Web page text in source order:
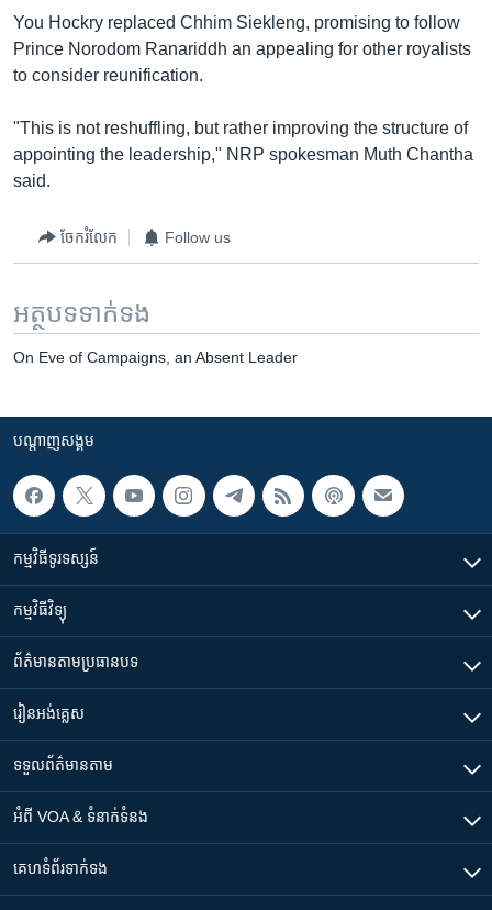
ចូល​
ទៅ​
កាន់​
ស្វែង​
រក
បណ្តាញ​សង្គម
ភាសា
You Hockry replaced Chhim Siekleng, promising to follow
Prince Norodom Ranariddh an appealing for other royalists
to consider reunification.
"This is not reshuffling, but rather improving the structure of
appointing the leadership," NRP spokesman Muth Chantha
said.
ចែករំលែក Follow us
អត្ថបទ​ទាក់ទង
On Eve of Campaigns, an Absent Leader
បណ្តាញ​សង្គម
កម្មវិធី​ទូរទស្សន៍
កម្មវិធី​វិទ្យុ
ព័ត៌មាន​តាមប្រធានបទ​
រៀន​​អង់គ្លេស
ទទួល​ព័ត៌មាន​តាម
អំពី​ VOA & ទំនាក់ទំនង
គេហទំព័រ​​ទាក់ទង